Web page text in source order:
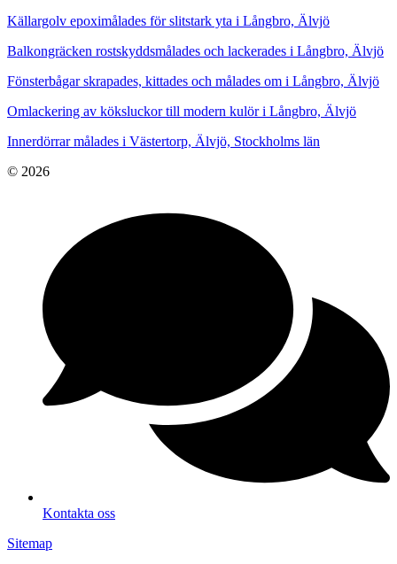
Källargolv epoximålades för slitstark yta i Långbro, Älvjö
Balkongräcken rostskyddsmålades och lackerades i Långbro, Älvjö
Fönsterbågar skrapades, kittades och målades om i Långbro, Älvjö
Omlackering av köksluckor till modern kulör i Långbro, Älvjö
Innerdörrar målades i Västertorp, Älvjö, Stockholms län
© 2026
Kontakta oss
Sitemap